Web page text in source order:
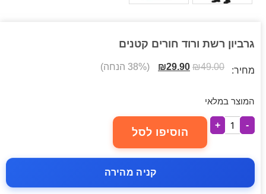
גרביון רשת ורוד חורים קטנים
מחיר: ₪49.00
₪29.90 (38% הנחה)
המוצר במלאי
-
+
הוסיפו לסל
קניה מהירה